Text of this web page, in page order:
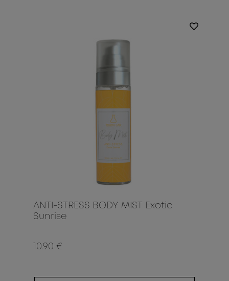
ANTI-STRESS BODY MIST Exotic
Sunrise
10.90 €